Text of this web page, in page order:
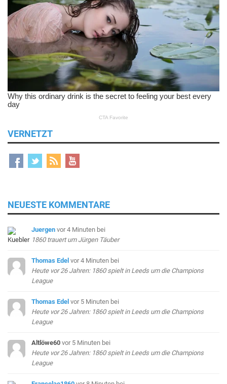
VERNETZT
NEUESTE KOMMENTARE
Juergen vor 4 Minuten bei
1860 trauert um Jürgen Täuber
Thomas Edel vor 4 Minuten bei
Heute vor 26 Jahren: 1860 spielt in Leeds um die Champions
League
Thomas Edel vor 5 Minuten bei
Heute vor 26 Jahren: 1860 spielt in Leeds um die Champions
League
Altlöwe60 vor 5 Minuten bei
Heute vor 26 Jahren: 1860 spielt in Leeds um die Champions
League